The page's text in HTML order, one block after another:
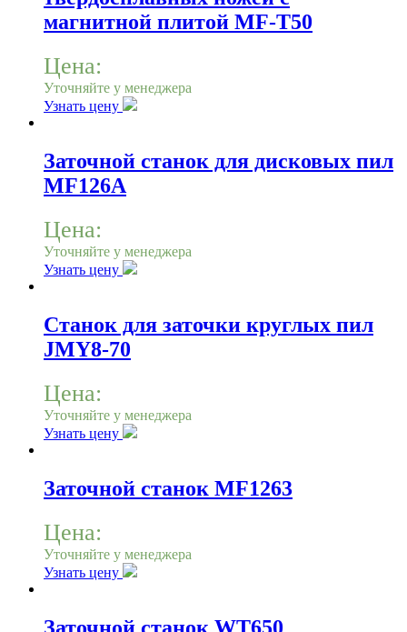
магнитной плитой MF-T50
Цена:
Уточняйте у менеджера
Узнать цену
Заточной станок для дисковых пил
MF126A
Цена:
Уточняйте у менеджера
Узнать цену
Станок для заточки круглых пил
JMY8-70
Цена:
Уточняйте у менеджера
Узнать цену
Заточной станок MF1263
Цена:
Уточняйте у менеджера
Узнать цену
Заточной станок WT650